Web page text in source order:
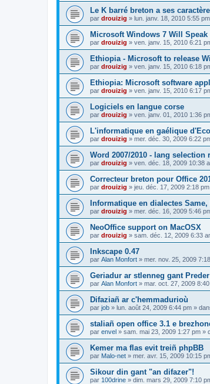
Le K barré breton a ses
par drouizig » lun. janv. 18, 2010 5:55 pm
Microsoft Windows 7 Will
par drouizig » ven. janv. 15, 2010 6:21
Ethiopia - Microsoft to release
par drouizig » ven. janv. 15, 2010 6:18
Ethiopia: Microsoft software
par drouizig » ven. janv. 15, 2010 6:17
Logiciels en langue corse
par drouizig » ven. janv. 01, 2010 1:36
L'informatique en gaélique
par drouizig » mer. déc. 30, 2009 6:22
Word 2007/2010 - lang
par drouizig » ven. déc. 18, 2009 10:38
Correcteur breton pour Office
par drouizig » jeu. déc. 17, 2009 2:18 pm
Informatique en dialectes
par drouizig » mer. déc. 16, 2009 5:46
NeoOffice support on MacOSX
par drouizig » sam. déc. 12, 2009 6:33
Inkscape 0.47
par Alan Monfort » mer. nov. 25, 2009
Geriadur ar stlenneg gant
par Alan Monfort » mar. oct. 27, 2009
Difaziañ ar c'hemmadurioù
par job » lun. août 24, 2009 6:44 pm »
staliañ open office 3.1 e
par envel » sam. mai 23, 2009 1:27 pm »
Kemer ma flas evit treiñ phpBB
par Malo-net » mer. avr. 15, 2009 10:15
Sikour din gant "an difazer"!
par 100drine » dim. mars 29, 2009 7:10